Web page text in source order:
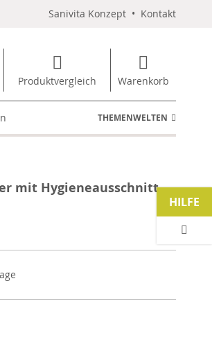
Sanivita Konzept • Kontakt
Produktvergleich Warenkorb
THEMENWELTEN
mit Hygieneausschnitt
HILFE